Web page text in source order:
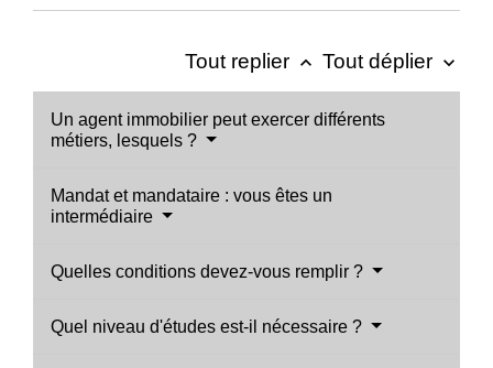
Tout replier keyboard_arrow_up Tout déplier keyboard_arrow_down
Un agent immobilier peut exercer différents
métiers, lesquels ?
Mandat et mandataire : vous êtes un
intermédiaire
Quelles conditions devez-vous remplir ?
Quel niveau d'études est-il nécessaire ?